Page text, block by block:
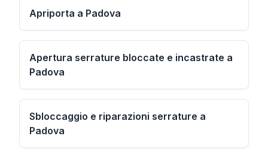
Apriporta a Padova
Apertura serrature bloccate e incastrate a
Padova
Sbloccaggio e riparazioni serrature a
Padova